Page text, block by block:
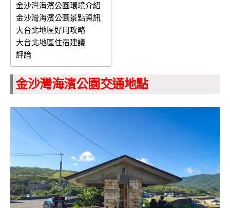
金沙灣海濱公園環境介紹
金沙灣海濱公園景點資訊
大台北地區好用攻略
大台北地區住宿建議
評論
金沙灣海濱公園交通地點